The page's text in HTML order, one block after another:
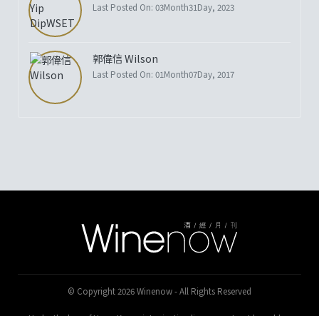
Last Posted On: 03Month31Day, 2023
郭偉信 Wilson
Last Posted On: 01Month07Day, 2017
© Copyright 2026 Winenow - All Rights Reserved